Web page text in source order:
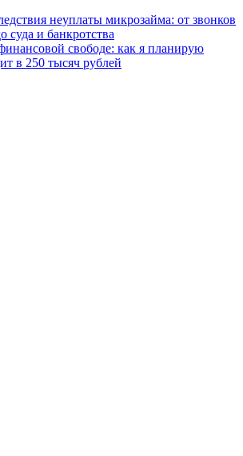
неуплаты микрозайма: от звонков
суда и банкротства
свободе: как я планирую
в 250 тысяч рублей